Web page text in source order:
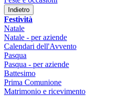
Indietro
Festività
Natale
Natale - per aziende
Calendari dell'Avvento
Pasqua
Pasqua - per aziende
Battesimo
Prima Comunione
Matrimonio e ricevimento